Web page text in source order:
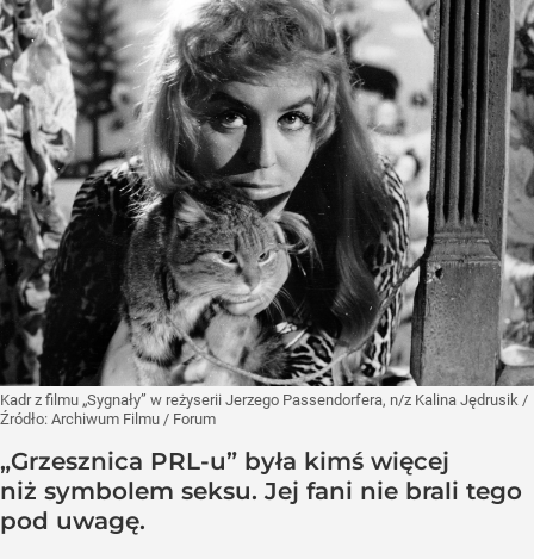
Kadr z filmu „Sygnały” w reżyserii Jerzego Passendorfera, n/z Kalina Jędrusik /
Źródło: Archiwum Filmu / Forum
„Grzesznica PRL-u” była kimś więcej
niż symbolem seksu. Jej fani nie brali tego
pod uwagę.